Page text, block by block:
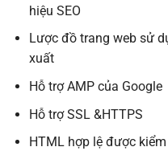
hiệu SEO
Lược đồ trang web sử
xuất
Hỗ trợ AMP của Google
Hỗ trợ SSL &HTTPS
HTML hợp lệ được